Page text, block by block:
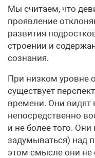
Мы считаем, что
проявление
развития
строении и
сознания.
При низком уровне
существует
времени. Они видят
непосредственно
и не более того.
задумываться) над
этом смысле они